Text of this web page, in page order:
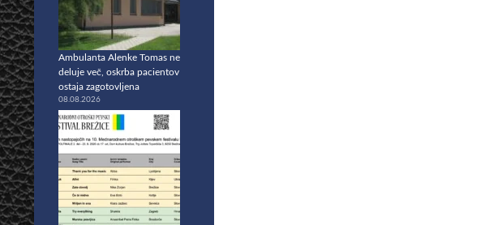
Ambulanta Alenke Tomas ne
deluje več, oskrba pacientov
ostaja zagotovljena
08.08.2026